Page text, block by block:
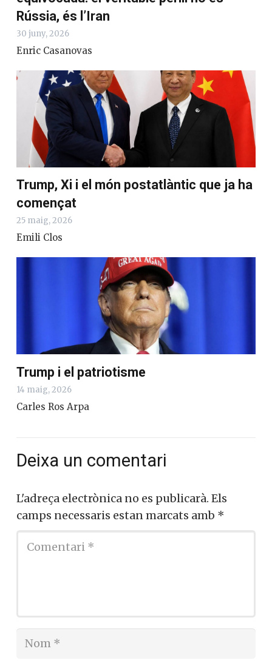
Rússia, és l’Iran
30 juny, 2026
Enric Casanovas
Trump, Xi i el món postatlàntic que ja ha
començat
25 maig, 2026
Emili Clos
Trump i el patriotisme
14 maig, 2026
Carles Ros Arpa
Deixa un comentari
L'adreça electrònica no es publicarà. Els
camps necessaris estan marcats amb *